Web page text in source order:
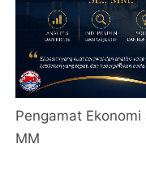
Pengamat
MM